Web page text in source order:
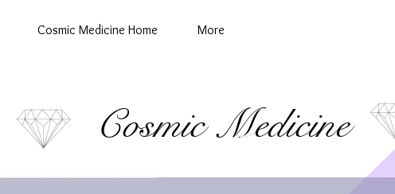
Cosmic Medicine Home More
Cosmic Medicine